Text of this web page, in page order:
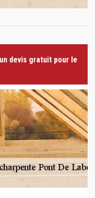
devis gratuit pour le